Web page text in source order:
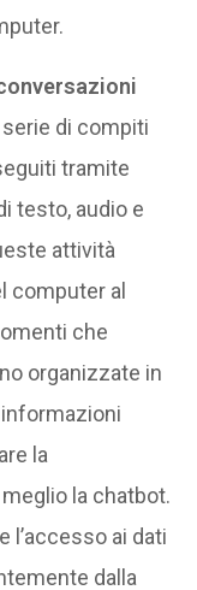
serie di compiti
tramite
testo, audio e
attività
computer al
che
organizzate in
la
la chatbot.
l’accesso ai dati
dalla